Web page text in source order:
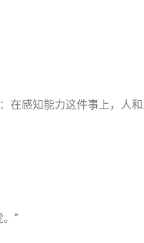
在感知能力这件事上，人
”